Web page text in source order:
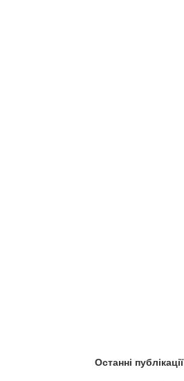
Останні публікації